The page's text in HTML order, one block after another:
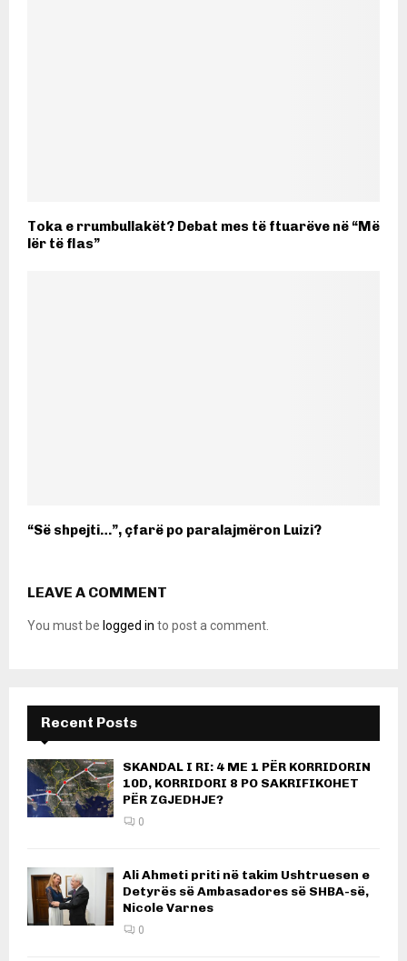
Toka e rrumbullakët? Debat mes të ftuarëve në “Më
lër të flas”
“Së shpejti…”, çfarë po paralajmëron Luizi?
LEAVE A COMMENT
You must be logged in to post a comment.
Recent Posts
SKANDAL I RI: 4 ME 1 PËR KORRIDORIN
10D, KORRIDORI 8 PO SAKRIFIKOHET
PËR ZGJEDHJE?
0
Ali Ahmeti priti në takim Ushtruesen e
Detyrës së Ambasadores së SHBA-së,
Nicole Varnes
0